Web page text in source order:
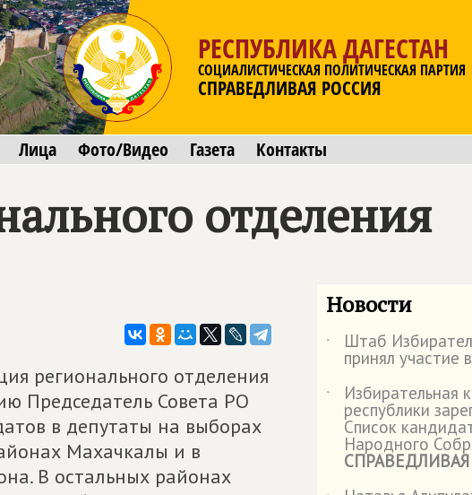
РЕСПУБЛИКА ДАГЕСТАН
СОЦИАЛИСТИЧЕСКАЯ ПОЛИТИЧЕСКАЯ ПАРТИЯ
СПРАВЕДЛИВАЯ РОССИЯ
Лица Фото/Видео Газета Контакты
отделения
регионального отделения
Председатель Совета РО
в депутаты на выборах
Махачкалы и в
В остальных районах
Новости
˙ Штаб
принял участие
˙
Избирательная
республики
Список
Народного